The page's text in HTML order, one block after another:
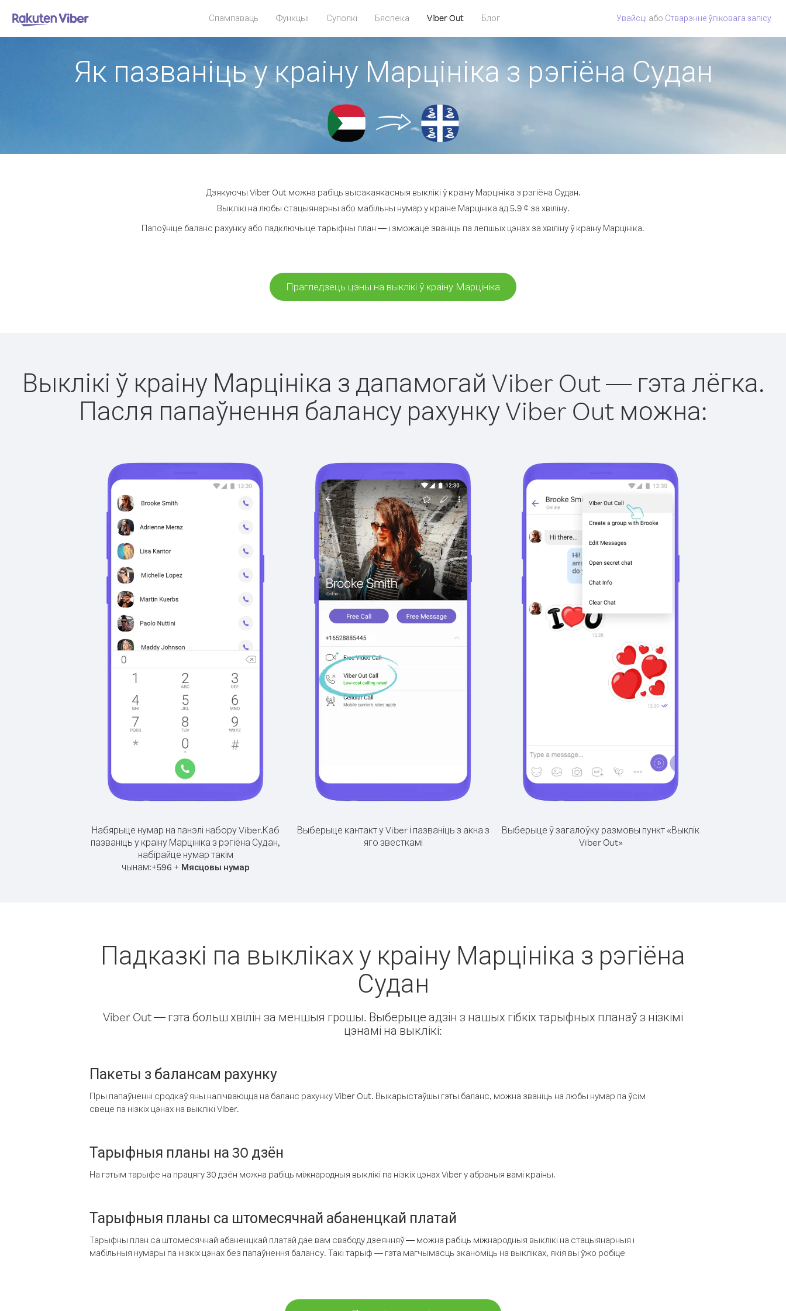
Спампаваць Функцыі Суполкі Бяспека Viber Out Блог Увайсці або Стварэнне ўліковага запісу
Як пазваніць у краіну Марцініка з рэгіёна Судан
Дзякуючы Viber Out можна рабіць высакаякасныя выклікі ў краіну Марцініка з рэгіёна Судан.
Выклікі на любы стацыянарны або мабільны нумар у краіне Марцініка ад 5.9 ¢ за хвіліну.
Папоўніце баланс рахунку або падключыце тарыфны план — і зможаце званіць па лепшых цэнах за хвіліну ў краіну Марцініка.
Прагледзець цэны на выклікі ў краіну Марцініка
Выклікі ў краіну Марцініка з дапамогай Viber Out — гэта лёгка.
Пасля папаўнення балансу рахунку Viber Out можна:
Набярыце нумар на панэлі набору Viber.Каб
пазваніць у краіну Марцініка з рэгіёна Судан,
набірайце нумар такім
чынам:+596 + Мясцовы нумар
Выберыце кантакт у Viber і пазваніць з акна з
яго звесткамі
Выберыце ў загалоўку размовы пункт «Выклік
Viber Out»
Падказкі па выкліках у краіну Марцініка з рэгіёна
Судан
Viber Out — гэта больш хвілін за меншыя грошы. Выберыце адзін з нашых гібкіх тарыфных планаў з нізкімі
цэнамі на выклікі:
Пакеты з балансам рахунку
Пры папаўненні сродкаў яны налічваюцца на баланс рахунку Viber Out. Выкарыстаўшы гэты баланс, можна званіць на любы нумар па ўсім
свеце па нізкіх цэнах на выклікі Viber.
Тарыфныя планы на 30 дзён
На гэтым тарыфе на працягу 30 дзён можна рабіць міжнародныя выклікі па нізкіх цэнах Viber у абраныя вамі краіны.
Тарыфныя планы са штомесячнай абаненцкай платай
Тарыфны план са штомесячнай абаненцкай платай дае вам свабоду дзеянняў — можна рабіць міжнародныя выклікі на стацыянарныя і
мабільныя нумары па нізкіх цэнах без папаўнення балансу. Такі тарыф — гэта магчымасць эканоміць на выкліках, якія вы ўжо робіце